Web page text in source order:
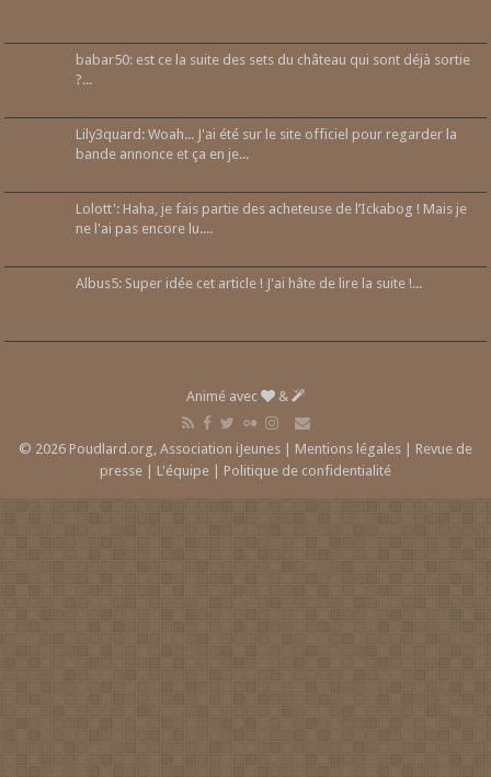
babar50: est ce la suite des sets du château qui sont déjà sortie
?...
Lily3quard: Woah... J'ai été sur le site officiel pour regarder la
bande annonce et ça en je...
Lolott': Haha, je fais partie des acheteuse de l’Ickabog ! Mais je
ne l'ai pas encore lu....
Albus5: Super idée cet article ! J'ai hâte de lire la suite !...
Animé avec &
© 2026 Poudlard.org, Association iJeunes | Mentions légales
Revue de
presse
L'équipe Politique de confidentialité